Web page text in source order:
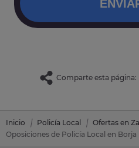
Comparte esta página:
Inicio Policía Local
Ofertas en
Oposiciones de Policía Local en Borja